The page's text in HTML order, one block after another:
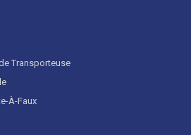
Transporteuse
À-Faux